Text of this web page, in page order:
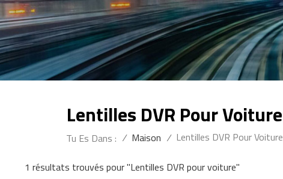
Lentilles DVR Pour Voiture
Tu Es Dans : / Maison / Lentilles DVR Pour Voiture
1 résultats trouvés pour "Lentilles DVR pour voiture"